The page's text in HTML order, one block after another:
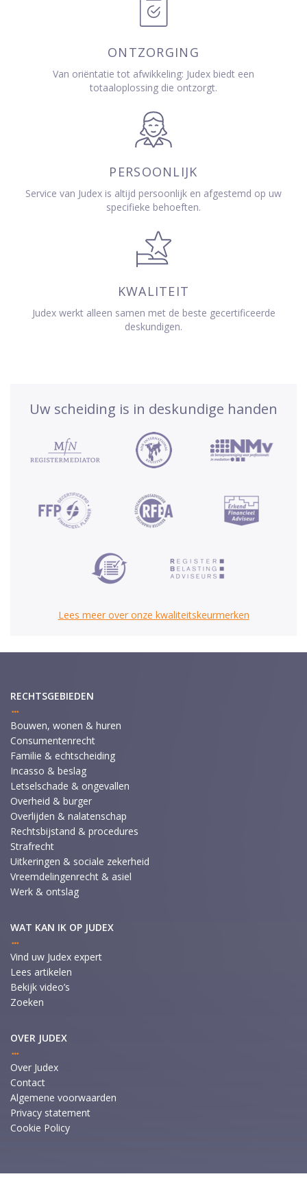
ONTZORGING
Van oriëntatie tot afwikkeling: Judex biedt een
totaaloplossing die ontzorgt.
PERSOONLIJK
Service van Judex is altijd persoonlijk en afgestemd op uw
specifieke behoeften.
KWALITEIT
Judex werkt alleen samen met de beste gecertificeerde
deskundigen.
Uw scheiding is in deskundige handen
Lees meer over onze kwaliteitskeurmerken
RECHTSGEBIEDEN
Bouwen, wonen & huren
Consumentenrecht
Familie & echtscheiding
Incasso & beslag
Letselschade & ongevallen
Overheid & burger
Overlijden & nalatenschap
Rechtsbijstand & procedures
Strafrecht
Uitkeringen & sociale zekerheid
Vreemdelingenrecht & asiel
Werk & ontslag
WAT KAN IK OP JUDEX
Vind uw Judex expert
Lees artikelen
Bekijk video’s
Zoeken
OVER JUDEX
Over Judex
Contact
Algemene voorwaarden
Privacy statement
Cookie Policy